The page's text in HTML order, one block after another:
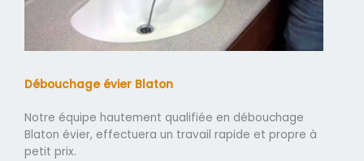
Débouchage évier Blaton
Notre équipe hautement qualifiée en débouchage
Blaton évier, effectuera un travail rapide et propre à
petit prix.